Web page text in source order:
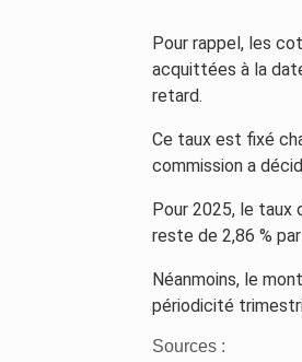
Pour rappel, les
acquittées à la
retard.
Ce taux est fixé
commission a
Pour 2025, le taux
reste de 2,86 %
Néanmoins, le
périodicité
Sources :